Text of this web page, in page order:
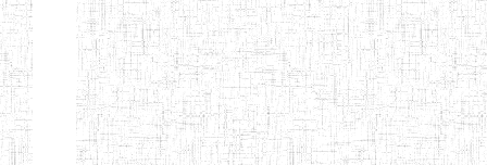
D'ABONG
MBANG
ENIEG DE
BATOURI
12/06/2001 ENIEG